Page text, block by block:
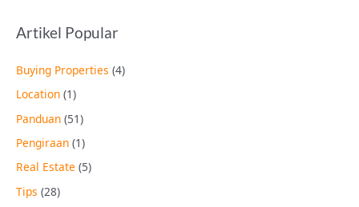
Artikel Popular
Buying Properties (4)
Location (1)
Panduan (51)
Pengiraan (1)
Real Estate (5)
Tips (28)